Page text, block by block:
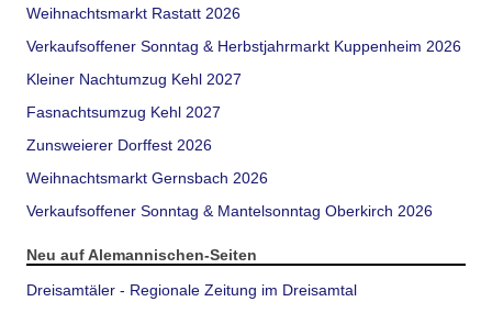
Weihnachtsmarkt Rastatt 2026
Verkaufsoffener Sonntag & Herbstjahrmarkt Kuppenheim 2026
Kleiner Nachtumzug Kehl 2027
Fasnachtsumzug Kehl 2027
Zunsweierer Dorffest 2026
Weihnachtsmarkt Gernsbach 2026
Verkaufsoffener Sonntag & Mantelsonntag Oberkirch 2026
Neu auf Alemannischen-Seiten
Dreisamtäler - Regionale Zeitung im Dreisamtal